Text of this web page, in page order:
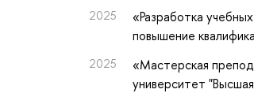
2025 «Разработка
повышение
2025 «Мастерская
университет